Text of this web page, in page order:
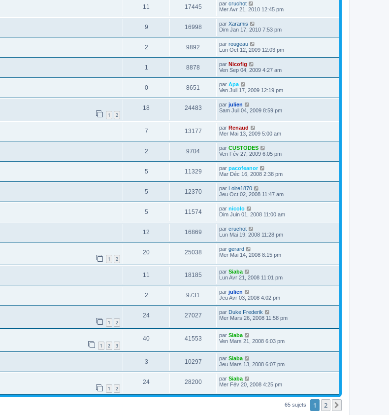
11 17445 par cruchot
Mer Avr 21, 2010 12:45 pm
9 16998 par Xaramis
Dim Jan 17, 2010 7:53 pm
2 9892 par rougeau
Lun Oct 12, 2009 12:03 pm
1 8878 par Nicofig
Ven Sep 04, 2009 4:27 am
0 8651 par Apa
Ven Juil 17, 2009 12:19 pm
1 2
18 24483 par julien
Sam Juil 04, 2009 8:59 pm
7 13177 par Renaud
Mer Mai 13, 2009 5:00 am
2 9704 par CUSTODES
Ven Fév 27, 2009 6:05 pm
5 11329 par pacofeanor
Mar Déc 16, 2008 2:38 pm
5 12370 par Loire1870
Jeu Oct 02, 2008 11:47 am
5 11574 par nicolo
Dim Juin 01, 2008 11:00 am
12 16869 par cruchot
Lun Mai 19, 2008 11:28 pm
1 2
20 25038 par gerard
Mer Mai 14, 2008 8:15 pm
11 18185 par Siaba
Lun Avr 21, 2008 11:01 pm
2 9731 par julien
Jeu Avr 03, 2008 4:02 pm
1 2
24 27027 par Duke Frederik
Mer Mars 26, 2008 11:58 pm
1 2 3
40 41553 par Siaba
Ven Mars 21, 2008 6:03 pm
3 10297 par Siaba
Jeu Mars 13, 2008 6:07 pm
1 2
24 28200 par Siaba
Mer Fév 20, 2008 4:25 pm
65 sujets 1 2